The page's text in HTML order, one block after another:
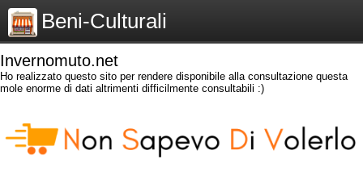
Beni-Culturali
Invernomuto.net
Ho realizzato questo sito per rendere disponibile alla consultazione questa
mole enorme di dati altrimenti difficilmente consultabili :)